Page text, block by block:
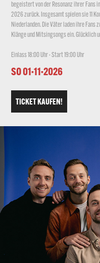
begeistert von der Resonanz ihrer Fans
2026 zurück. Insgesamt spielen sie 11
Niederlanden. Die Väter laden ihre Fans
Klänge und Mitsingsongs ein. Glücklich
Einlass 18:00 Uhr · Start 19:00 Uhr
SO 01·11·2026
TICKET KAUFEN!